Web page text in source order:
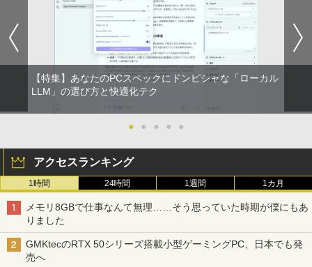
【特集】あなたのPCスペックにドンピシャな「ローカル
LLM」の選び方と快適化テク
● ● ● ● ●
アクセスランキング
1時間 24時間 1週間 1カ月
メモリ8GBで仕事なんて無理……そう思っていた時期が僕にもあ
りました
GMKtecのRTX 50シリーズ搭載小型ゲーミングPC、日本でも発
売へ